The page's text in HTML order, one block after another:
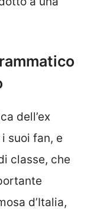
dell’ex
suoi fan, e
classe, che
d’Italia,